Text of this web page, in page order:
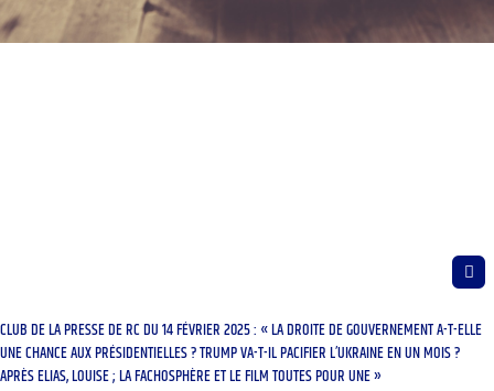
CLUB DE LA PRESSE DE RC DU 14 FÉVRIER 2025 : « LA DROITE DE GOUVERNEMENT A-T-ELLE
UNE CHANCE AUX PRÉSIDENTIELLES ? TRUMP VA-T-IL PACIFIER L’UKRAINE EN UN MOIS ?
APRÈS ELIAS, LOUISE ; LA FACHOSPHÈRE ET LE FILM TOUTES POUR UNE »